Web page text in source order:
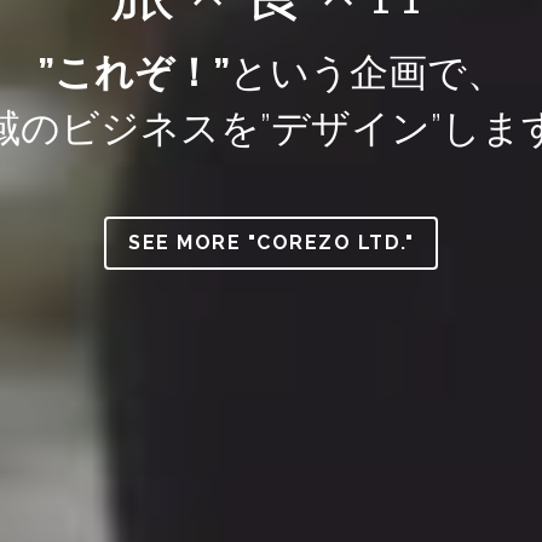
”これぞ！”という企画で、
のビジネスを”デザイン”しま
SEE MORE "COREZO LTD."